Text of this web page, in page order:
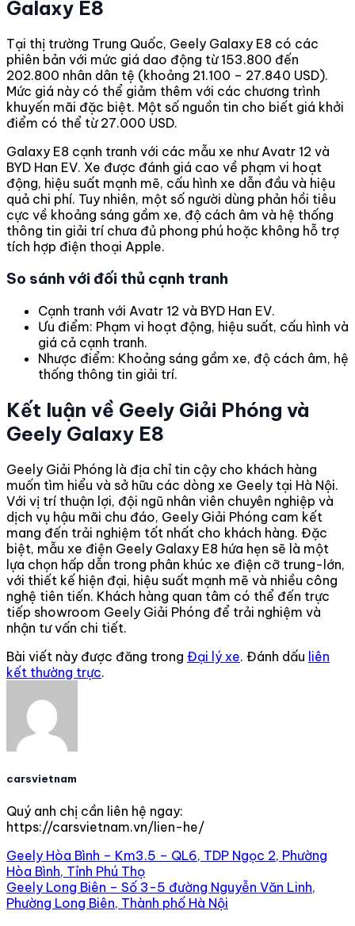
Galaxy E8
Tại thị trường Trung Quốc, Geely Galaxy E8 có các
phiên bản với mức giá dao động từ 153.800 đến
202.800 nhân dân tệ (khoảng 21.100 – 27.840 USD).
Mức giá này có thể giảm thêm với các chương trình
khuyến mãi đặc biệt. Một số nguồn tin cho biết giá khởi
điểm có thể từ 27.000 USD.
Galaxy E8 cạnh tranh với các mẫu xe như Avatr 12 và
BYD Han EV. Xe được đánh giá cao về phạm vi hoạt
động, hiệu suất mạnh mẽ, cấu hình xe dẫn đầu và hiệu
quả chi phí. Tuy nhiên, một số người dùng phản hồi tiêu
cực về khoảng sáng gầm xe, độ cách âm và hệ thống
thông tin giải trí chưa đủ phong phú hoặc không hỗ trợ
tích hợp điện thoại Apple.
So sánh với đối thủ cạnh tranh
Cạnh tranh với Avatr 12 và BYD Han EV.
Ưu điểm: Phạm vi hoạt động, hiệu suất, cấu hình và
giá cả cạnh tranh.
Nhược điểm: Khoảng sáng gầm xe, độ cách âm, hệ
thống thông tin giải trí.
Kết luận về Geely Giải Phóng và
Geely Galaxy E8
Geely Giải Phóng là địa chỉ tin cậy cho khách hàng
muốn tìm hiểu và sở hữu các dòng xe Geely tại Hà Nội.
Với vị trí thuận lợi, đội ngũ nhân viên chuyên nghiệp và
dịch vụ hậu mãi chu đáo, Geely Giải Phóng cam kết
mang đến trải nghiệm tốt nhất cho khách hàng. Đặc
biệt, mẫu xe điện Geely Galaxy E8 hứa hẹn sẽ là một
lựa chọn hấp dẫn trong phân khúc xe điện cỡ trung-lớn,
với thiết kế hiện đại, hiệu suất mạnh mẽ và nhiều công
nghệ tiên tiến. Khách hàng quan tâm có thể đến trực
tiếp showroom Geely Giải Phóng để trải nghiệm và
nhận tư vấn chi tiết.
Bài viết này được đăng trong Đại lý xe. Đánh dấu liên
kết thường trực.
carsvietnam
Quý anh chị cần liên hệ ngay:
https://carsvietnam.vn/lien-he/
Geely Hòa Bình – Km3.5 – QL6, TDP Ngọc 2, Phường
Hòa Bình, Tỉnh Phú Thọ
Geely Long Biên – Số 3-5 đường Nguyễn Văn Linh,
Phường Long Biên, Thành phố Hà Nội